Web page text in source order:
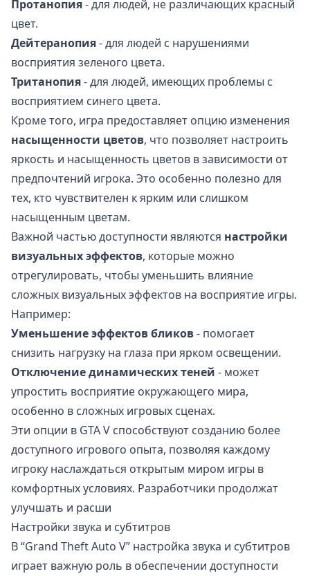
Протанопия- для людей, не различающих красный
цвет.
Дейтеранопия- для людей с нарушениями
восприятия зеленого цвета.
Тританопия- для людей, имеющих проблемы с
восприятием синего цвета.
Кроме того, игра предоставляет опцию изменения
насыщенности цветов, что позволяет настроить
яркость и насыщенность цветов в зависимости от
предпочтений игрока. Это особенно полезно для
тех, кто чувствителен к ярким или слишком
насыщенным цветам.
Важной частью доступности являются настройки
визуальных эффектов, которые можно
отрегулировать, чтобы уменьшить влияние
сложных визуальных эффектов на восприятие игры.
Например:
Уменьшение эффектов бликов- помогает
снизить нагрузку на глаза при ярком освещении.
Отключение динамических теней - может
упростить восприятие окружающего мира,
особенно в сложных игровых сценах.
Эти опции в GTA V способствуют созданию более
доступного игрового опыта, позволяя каждому
игроку наслаждаться открытым миром игры в
комфортных условиях. Разработчики продолжат
улучшать и расши
Настройки звука и субтитров
В “Grand Theft Auto V” настройка звука и субтитров
играет важную роль в обеспечении доступности